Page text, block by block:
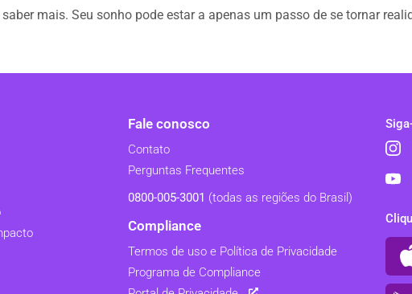
mais. Seu sonho pode estar a apenas um passo de se tornar
Fale conosco
Contato
Perguntas Frequentes
0800-005-3001 (todas as regiões do Brasil)
Compliance
Termos de uso e Política de Privacidade
Programa de Compliance